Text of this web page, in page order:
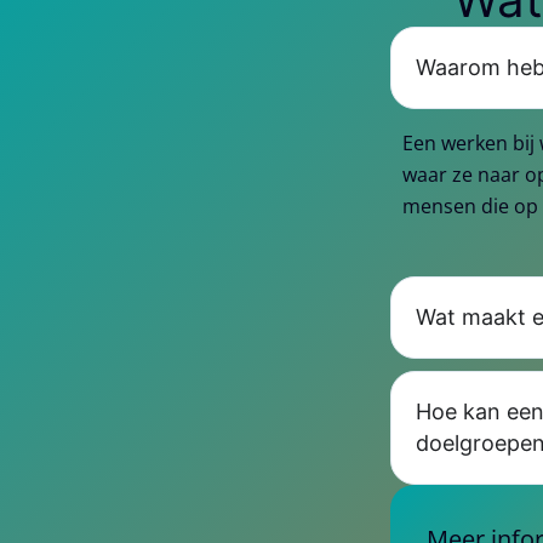
Waarom
Een werken
waar ze naar
mensen die
Wat maakt
Hoe kan